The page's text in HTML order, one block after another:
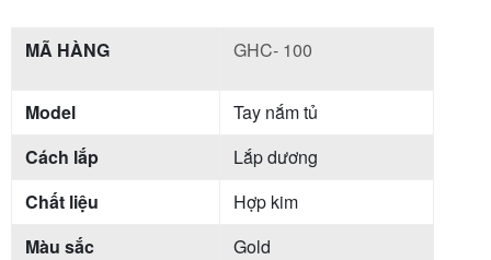
MÃ HÀNG GHC- 100
Model
Tay nắm tủ
Cách lắp
Lắp dương
Chất liệu
Hợp kim
Màu sắc
Gold